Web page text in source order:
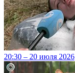
20:30 – 20 июля 2026